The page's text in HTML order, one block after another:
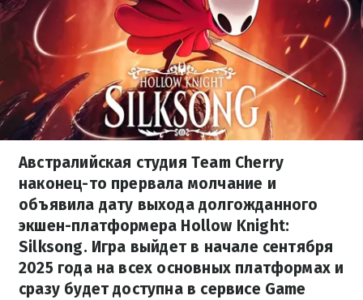
Австралийская студия Team Cherry
наконец-то прервала молчание и
объявила дату выхода долгожданного
экшен-платформера Hollow Knight:
Silksong. Игра выйдет в начале сентября
2025 года на всех основных платформах и
сразу будет доступна в сервисе Game